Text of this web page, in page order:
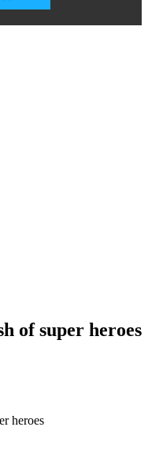
of super heroes
heroes